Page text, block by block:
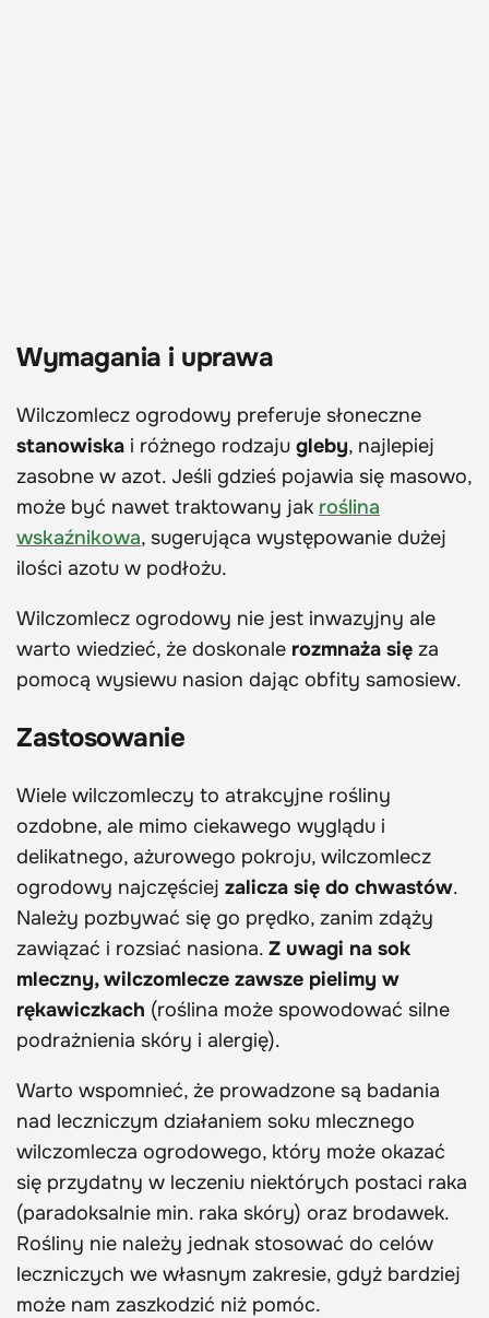
Wymagania i uprawa
Wilczomlecz ogrodowy preferuje słoneczne
stanowiska i różnego rodzaju gleby, najlepiej
zasobne w azot. Jeśli gdzieś pojawia się masowo,
może być nawet traktowany jak roślina
wskaźnikowa, sugerująca występowanie dużej
ilości azotu w podłożu.
Wilczomlecz ogrodowy nie jest inwazyjny ale
warto wiedzieć, że doskonale rozmnaża się za
pomocą wysiewu nasion dając obfity samosiew.
Zastosowanie
Wiele wilczomleczy to atrakcyjne rośliny
ozdobne, ale mimo ciekawego wyglądu i
delikatnego, ażurowego pokroju, wilczomlecz
ogrodowy najczęściej zalicza się do chwastów.
Należy pozbywać się go prędko, zanim zdąży
zawiązać i rozsiać nasiona. Z uwagi na sok
mleczny, wilczomlecze zawsze pielimy w
rękawiczkach (roślina może spowodować silne
podrażnienia skóry i alergię).
Warto wspomnieć, że prowadzone są badania
nad leczniczym działaniem soku mlecznego
wilczomlecza ogrodowego, który może okazać
się przydatny w leczeniu niektórych postaci raka
(paradoksalnie min. raka skóry) oraz brodawek.
Rośliny nie należy jednak stosować do celów
leczniczych we własnym zakresie, gdyż bardziej
może nam zaszkodzić niż pomóc.